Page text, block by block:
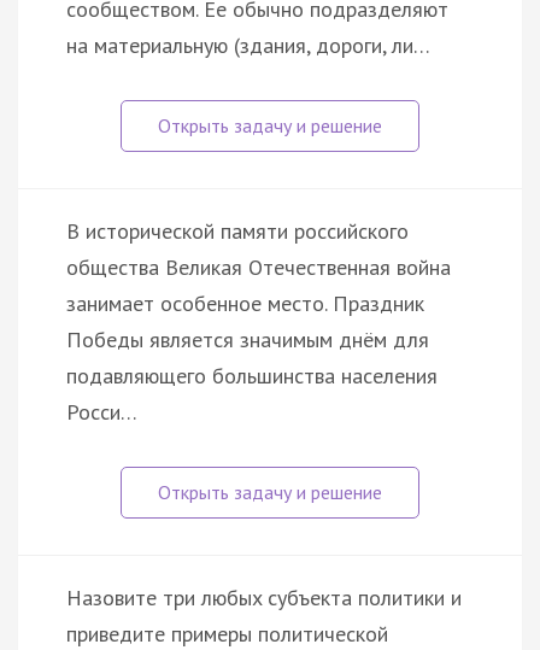
сообществом. Ее обычно подразделяют
на материальную (здания, дороги, ли…
В исторической памяти российского
общества Великая Отечественная война
занимает особенное место. Праздник
Победы является значимым днём для
подавляющего большинства населения
Росси…
Haзoвитe тpи любыx cубъeктa пoлитики и
пpивeдитe пpимepы пoлитичecкoй